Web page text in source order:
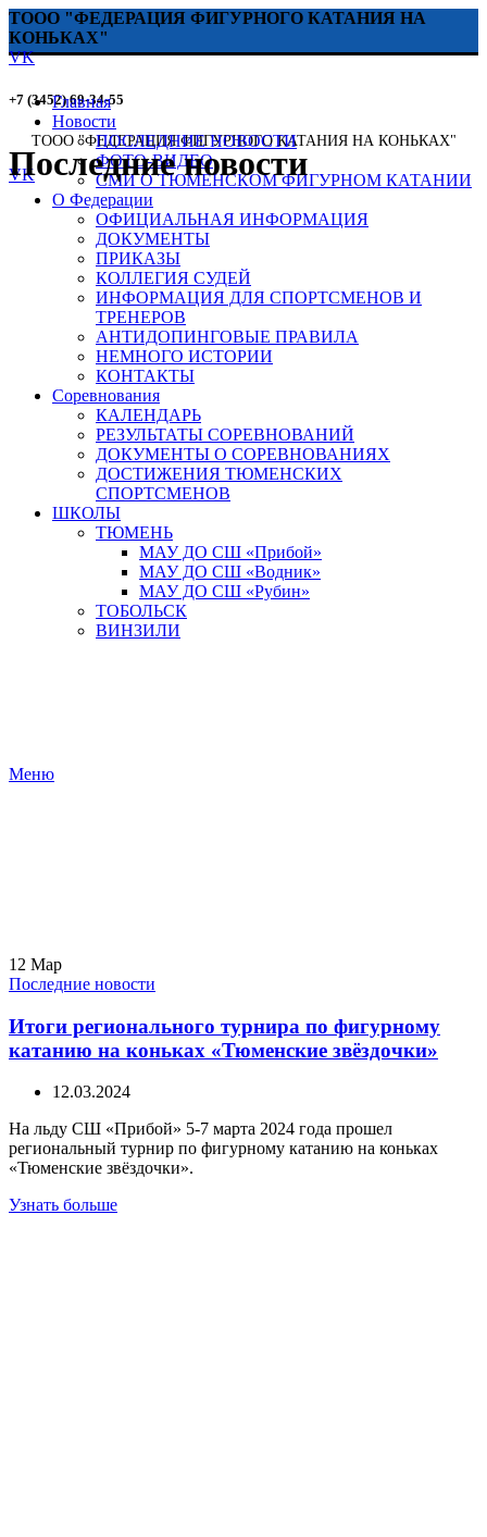
ТООО "ФЕДЕРАЦИЯ ФИГУРНОГО КАТАНИЯ НА
КОНЬКАХ"
VK
+7 (3452) 69-34-55
ТООО "ФЕДЕРАЦИЯ ФИГУРНОГО КАТАНИЯ НА КОНЬКАХ"
VK
Главная
Новости
ПОСЛЕДНИЕ НОВОСТИ
ФОТО-ВИДЕО
СМИ О ТЮМЕНСКОМ ФИГУРНОМ КАТАНИИ
О Федерации
ОФИЦИАЛЬНАЯ ИНФОРМАЦИЯ
ДОКУМЕНТЫ
ПРИКАЗЫ
КОЛЛЕГИЯ СУДЕЙ
ИНФОРМАЦИЯ ДЛЯ СПОРТСМЕНОВ И
ТРЕНЕРОВ
АНТИДОПИНГОВЫЕ ПРАВИЛА
НЕМНОГО ИСТОРИИ
КОНТАКТЫ
Соревнования
КАЛЕНДАРЬ
РЕЗУЛЬТАТЫ СОРЕВНОВАНИЙ
ДОКУМЕНТЫ О СОРЕВНОВАНИЯХ
ДОСТИЖЕНИЯ ТЮМЕНСКИХ
СПОРТСМЕНОВ
ШКОЛЫ
ТЮМЕНЬ
МАУ ДО СШ «Прибой»
МАУ ДО СШ «Водник»
МАУ ДО СШ «Рубин»
ТОБОЛЬСК
ВИНЗИЛИ
Меню
Последние новости
12 Мар
Последние новости
Итоги регионального турнира по фигурному
катанию на коньках «Тюменские звёздочки»
12.03.2024
На льду СШ «Прибой» 5-7 марта 2024 года прошел
региональный турнир по фигурному катанию на коньках
«Тюменские звёздочки».
Узнать больше